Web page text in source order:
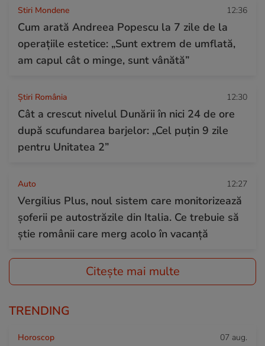
Stiri Mondene 12:36
Cum arată Andreea Popescu la 7 zile de la
operațiile estetice: „Sunt extrem de umflată,
am capul cât o minge, sunt vânătă”
Știri România 12:30
Cât a crescut nivelul Dunării în nici 24 de ore
după scufundarea barjelor: „Cel puțin 9 zile
pentru Unitatea 2”
Auto 12:27
Vergilius Plus, noul sistem care monitorizează
șoferii pe autostrăzile din Italia. Ce trebuie să
știe românii care merg acolo în vacanță
Citește mai multe
TRENDING
Horoscop 07 aug.